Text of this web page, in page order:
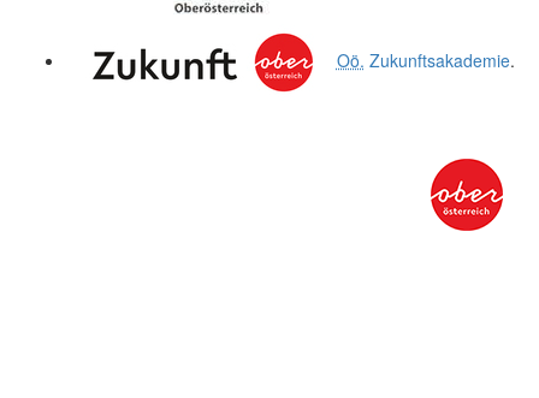
Oö. Zukunftsakademie.